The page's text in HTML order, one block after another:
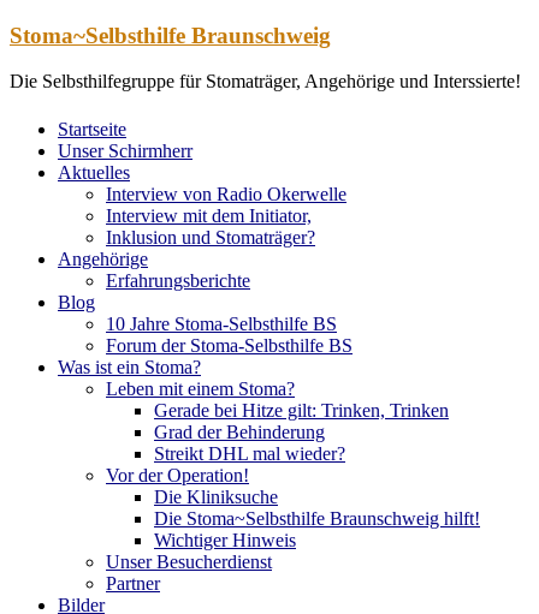
Zum
springen
Stoma~Selbsthilfe Braunschweig
Die Selbsthilfegruppe für Stomaträger, Angehörige und Interssierte!
Startseite
Unser Schirmherr
Aktuelles
Interview von Radio Okerwelle
Interview mit dem Initiator,
Inklusion und Stomaträger?
Angehörige
Erfahrungsberichte
Blog
10 Jahre Stoma-Selbsthilfe BS
Forum der Stoma-Selbsthilfe BS
Was ist ein Stoma?
Leben mit einem Stoma?
Gerade bei Hitze gilt: Trinken, Trinken
Grad der Behinderung
Streikt DHL mal wieder?
Vor der Operation!
Die Kliniksuche
Die Stoma~Selbsthilfe Braunschweig hilft!
Wichtiger Hinweis
Unser Besucherdienst
Partner
Bilder